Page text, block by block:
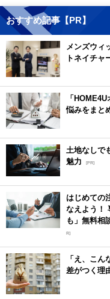
おすすめ記事【PR】
メンズウィ
トネイチャ
「
悩みをまと
土地なしで
魅力
[PR]
はじめての
なえよう！
も」無料相
R]
「え、こ
差がつく理